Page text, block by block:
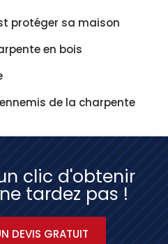
protéger sa maison
en bois
de la charpente
clic d'obtenir
tardez pas !
DEVIS GRATUIT